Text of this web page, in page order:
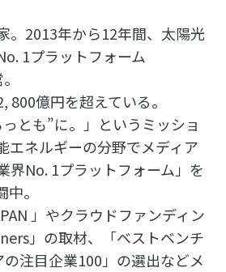
。2013年から12年間、太陽光
1プラットフォーム
800億円を超えている。
っとも”に。」というミッショ
エネルギーの分野でメディア
界No. 1プラットフォーム」を
。
」やクラウドファンディン
」の取材、「ベストベンチ
注目企業100」の選出などメ